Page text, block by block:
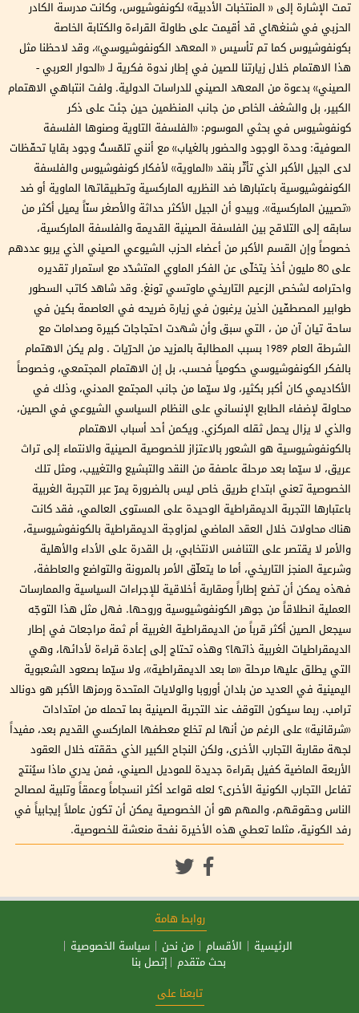
تمت الإشارة إلى « المنتخبات الأدبية» لكونفوشيوس، وكانت مدرسة الكادر
الحزبي في شنغهاي قد أقيمت على طاولة القراءة والكتابة الخاصة
بكونفوشيوس كما تم تأسيس « المعهد الكونفوشيوسي»، وقد لاحظنا مثل
هذا الاهتمام خلال زيارتنا للصين في إطار ندوة فكرية لـ «الحوار العربي -
الصيني» بدعوة من المعهد الصيني للدراسات الدولية. ولفت انتباهي الاهتمام
الكبير، بل والشغف الخاص من جانب المنظمين حين جئت على ذكر
كونفوشيوس في بحثي الموسوم: «الفلسفة التاوية وصنوها الفلسفة
الصوفية: وحدة الوجود والحضور بالغياب» مع أنني تلمّستُ وجود بقايا تحفّظات
لدى الجيل الأكبر الذي تأثّر بنقد «الماوية» لأفكار كونفوشيوس والفلسفة
الكونفوشيوسية باعتبارها ضد النظريه الماركسية وتطبيقاتها الماوية أو ضد
«تصيين الماركسية». ويبدو أن الجيل الأكثر حداثة والأصغر سنّاً يميل أكثر من
سابقه إلى التلاقح بين الفلسفة الصينية القديمة والفلسفة الماركسية،
خصوصاً وإن القسم الأكبر من أعضاء الحزب الشيوعي الصيني الذي يربو عددهم
على 80 مليون أخذ يتخلّى عن الفكر الماوي المتشدّد مع استمرار تقديره
واحترامه لشخص الزعيم التاريخي ماوتسي تونغ. وقد شاهد كاتب السطور
طوابير المصطفّين الذين يرغبون في زيارة ضريحه في العاصمة بكين في
ساحة تيان آن من ، التي سبق وأن شهدت احتجاجات كبيرة وصدامات مع
الشرطة العام 1989 بسبب المطالبة بالمزيد من الحرّيات . ولم يكن الاهتمام
بالفكر الكونفوشيوسي حكومياً فحسب، بل إن الاهتمام المجتمعي، وخصوصاً
الأكاديمي كان أكبر بكثير، ولا سيّما من جانب المجتمع المدني، وذلك في
محاولة لإضفاء الطابع الإنساني على النظام السياسي الشيوعي في الصين،
والذي لا يزال يحمل ثقله المركزي. ويكمن أحد أسباب الاهتمام
بالكونفوشيوسية هو الشعور بالاعتزاز للخصوصية الصينية والانتماء إلى تراث
عريق، لا سيّما بعد مرحلة عاصفة من النقد والتبشيع والتغييب، ومثل تلك
الخصوصية تعني ابتداع طريق خاص ليس بالضرورة يمرّ عبر التجربة الغربية
باعتبارها التجربة الديمقراطية الوحيدة على المستوى العالمي، فقد كانت
هناك محاولات خلال العقد الماضي لمزاوجة الديمقراطية بالكونفوشيوسية،
والأمر لا يقتصر على التنافس الانتخابي، بل القدرة على الأداء والأهلية
وشرعية المنجز التاريخي، أما ما يتعلّق الأمر بالمرونة والتواضع والعاطفة،
فهذه يمكن أن تضع إطاراً ومقاربة أخلاقية للإجراءات السياسية والممارسات
العملية انطلاقاً من جوهر الكونفوشيوسية وروحها. فهل مثل هذا التوجّه
سيجعل الصين أكثر قرباً من الديمقراطية الغربية أم ثمة مراجعات في إطار
الديمقراطيات الغربية ذاتها؟ وهذه تحتاج إلى إعادة قراءة لأدائها، وهي
التي يطلق عليها مرحلة «ما بعد الديمقراطية»، ولا سيّما بصعود الشعبوية
اليمينية في العديد من بلدان أوروبا والولايات المتحدة ورمزها الأكبر هو دونالد
ترامب. ربما سيكون التوقف عند التجربة الصينية بما تحمله من امتدادات
«شرقانية» على الرغم من أنها لم تخلع معطفها الماركسي القديم بعد، مفيداً
لجهة مقاربة التجارب الأخرى، ولكن النجاح الكبير الذي حققته خلال العقود
الأربعة الماضية كفيل بقراءة جديدة للموديل الصيني، فمن يدري ماذا سيُنتج
تفاعل التجارب الكونية الأخرى؟ لعله قواعد أكثر انسجاماً وعمقاً وتلبية لمصالح
الناس وحقوقهم، والمهم هو أن الخصوصية يمكن أن تكون عاملاً إيجابياً في
رفد الكونية، مثلما تعطي هذه الأخيرة نفحة منعشة للخصوصية.
روابط هامة
الرئيسية
الأقسام من نحن
سياسة الخصوصية
بحث متقدم
إتصل بنا
تابعنا على